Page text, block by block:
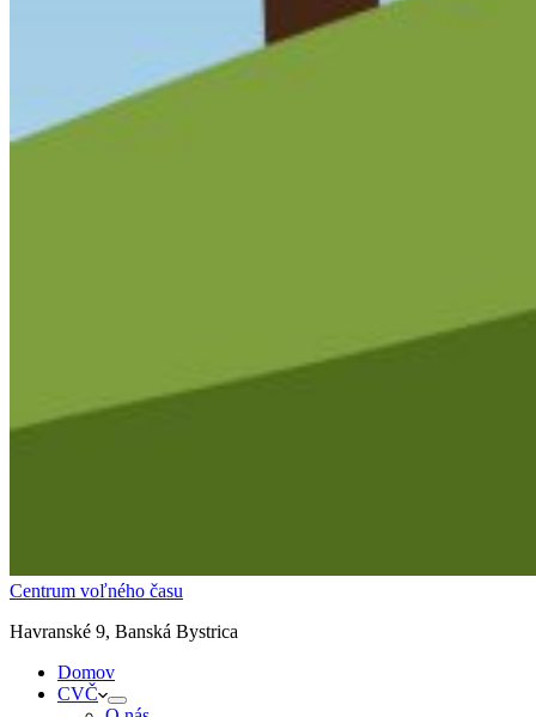
Centrum voľného času
Havranské 9, Banská Bystrica
Domov
CVČ